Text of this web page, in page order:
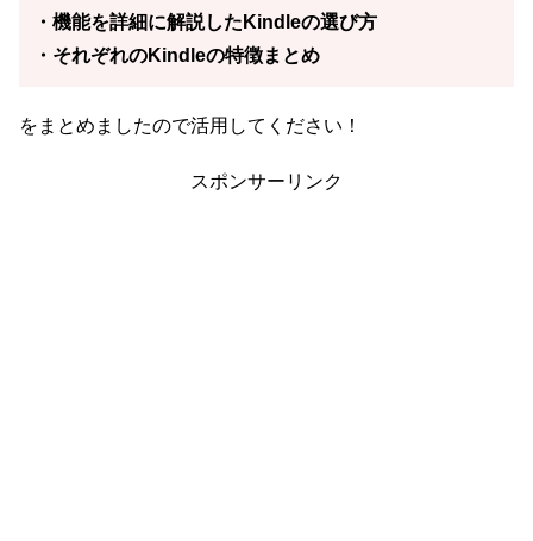
・機能を詳細に解説したKindleの選び方
・それぞれのKindleの特徴まとめ
をまとめましたので活用してください！
スポンサーリンク